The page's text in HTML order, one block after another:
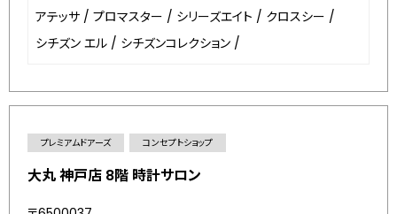
アテッサ / プロマスター / シリーズエイト / クロスシー /
シチズン エル / シチズンコレクション /
プレミアムドアーズ コンセプトショップ
大丸 神戸店 8階 時計サロン